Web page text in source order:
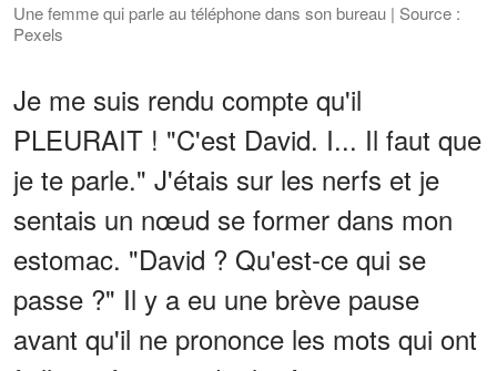
Une femme qui parle au téléphone dans son bureau | Source :
Pexels
Je me suis rendu compte qu'il
PLEURAIT ! "C'est David. I... Il faut que
je te parle." J'étais sur les nerfs et je
sentais un nœud se former dans mon
estomac. "David ? Qu'est-ce qui se
passe ?" Il y a eu une brève pause
avant qu'il ne prononce les mots qui ont